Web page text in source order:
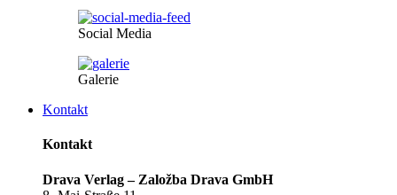
Social Media
Galerie
Kontakt
Kontakt
Drava Verlag – Založba Drava GmbH